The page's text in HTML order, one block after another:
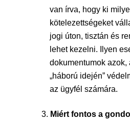
van írva, hogy ki
kötelezettségeket
jogi úton, tisztán és
lehet kezelni. Ilyen
dokumentumok azok,
„háború idején”
az ügyfél számára.
Miért fontos a